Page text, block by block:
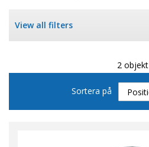
View all filters
2 objekt
Sortera på